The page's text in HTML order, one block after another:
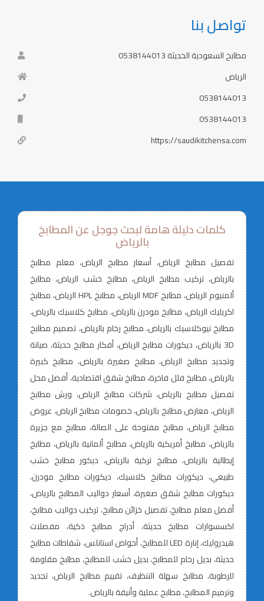
تواصل بنا
مطابخ السعودية الحديثة 0538144013
الرياض
0538144013
0538144013
https://saudikitchensa.com
كلمات دليلة هامة لبحث جوجل عن المطابخ
بالرياض
تفصيل مطابخ الرياض، أسعار مطابخ الرياض، معلم مطابخ
بالرياض، تركيب مطابخ الرياض، مطابخ خشب الرياض، مطابخ
ألمنيوم الرياض، مطابخ MDF الرياض، مطابخ HPL الرياض، مطابخ
اكريليك الرياض، مطابخ مودرن بالرياض، مطابخ كلاسيك بالرياض،
مطابخ نيوكلاسيك بالرياض، مطابخ رخام بالرياض، تصميم مطابخ
3D بالرياض، ديكورات مطابخ الرياض، أفكار مطابخ حديثة، صيانة
وتجديد مطابخ الرياض، مطابخ صغيرة بالرياض، مطابخ كبيرة
بالرياض، مطابخ فلل فاخرة، مطابخ شقق اقتصادية، أفضل محل
تفصيل مطابخ بالرياض، شركات مطابخ الرياض، ورش مطابخ
الرياض، معارض مطابخ بالرياض، خصومات مطابخ الرياض، عروض
مطابخ الرياض، مطابخ مفتوحة على الصالة، مطابخ مع جزيرة
بالرياض، مطابخ أمريكية بالرياض، مطابخ ألمانية بالرياض، مطابخ
إيطالية بالرياض، مطابخ تركية بالرياض، ديكور مطابخ خشب
طبيعي، ديكورات مطابخ كلاسيك، ديكورات مطابخ مودرن،
ديكورات مطابخ شقق صغيرة، أسعار دواليب المطابخ بالرياض،
أفضل معلم مطابخ، تفصيل خزائن مطابخ، تركيب دواليب مطابخ،
اكسسوارات مطابخ حديثة، أدراج مطابخ ذكية، مفصلات
هيدروليك، إنارة LED للمطابخ، أحواض استانلس، شفاطات مطابخ
حديثة، بديل رخام للمطابخ، بديل خشب للمطابخ، مطابخ مقاومة
للرطوبة، مطابخ سهلة التنظيف، تقييم مطابخ الرياض، تجديد
وترميم المطابخ، مطابخ عملية وأنيقة بالرياض.